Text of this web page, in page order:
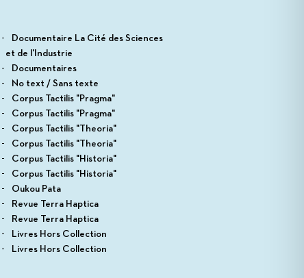
Documentaire La Cité des Sciences
et de l'Industrie
Documentaires
No text / Sans texte
Corpus Tactilis "Pragma"
Corpus Tactilis "Pragma"
Corpus Tactilis "Theoria"
Corpus Tactilis "Theoria"
Corpus Tactilis "Historia"
Corpus Tactilis "Historia"
Oukou Pata
Revue Terra Haptica
Revue Terra Haptica
Livres Hors Collection
Livres Hors Collection